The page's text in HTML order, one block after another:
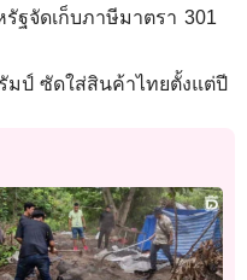
ฐจัดเก็บภาษีมาตรา 301
ป์ ซัดใส่สินค้าไทยตั้งแต่ปี